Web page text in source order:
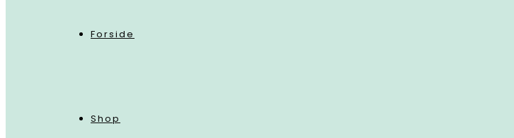
Forside
Shop